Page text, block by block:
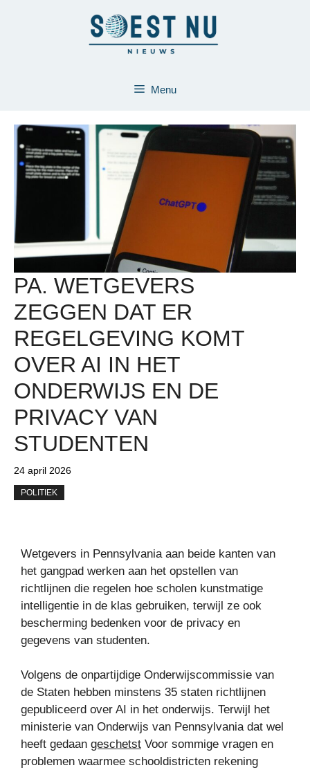
Menu
PA. WETGEVERS
ZEGGEN DAT ER
REGELGEVING KOMT
OVER AI IN HET
ONDERWIJS EN DE
PRIVACY VAN
STUDENTEN
24 april 2026
POLITIEK
Wetgevers in Pennsylvania aan beide kanten van
het gangpad werken aan het opstellen van
richtlijnen die regelen hoe scholen kunstmatige
intelligentie in de klas gebruiken, terwijl ze ook
bescherming bedenken voor de privacy en
gegevens van studenten.
Volgens de onpartijdige Onderwijscommissie van
de Staten hebben minstens 35 staten richtlijnen
gepubliceerd over AI in het onderwijs. Terwijl het
ministerie van Onderwijs van Pennsylvania dat wel
heeft gedaan geschetst Voor sommige vragen en
problemen waarmee schooldistricten rekening